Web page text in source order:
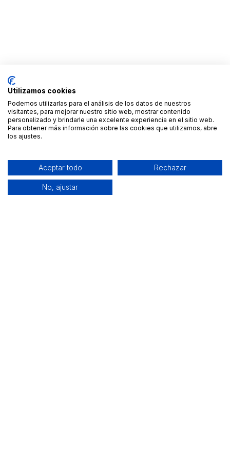
Utilizamos cookies
Podemos utilizarlas para el análisis de los datos de nuestros
visitantes, para mejorar nuestro sitio web, mostrar contenido
personalizado y brindarle una excelente experiencia en el sitio web.
Para obtener más información sobre las cookies que utilizamos, abre
los ajustes.
Aceptar todo Rechazar
No, ajustar